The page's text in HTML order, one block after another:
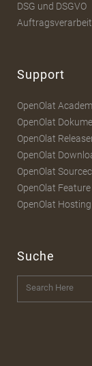
DSG und DSGVO
Support
OpenOlat
OpenOlat
OpenOlat
OpenOlat
OpenOlat
OpenOlat
OpenOlat
Suche